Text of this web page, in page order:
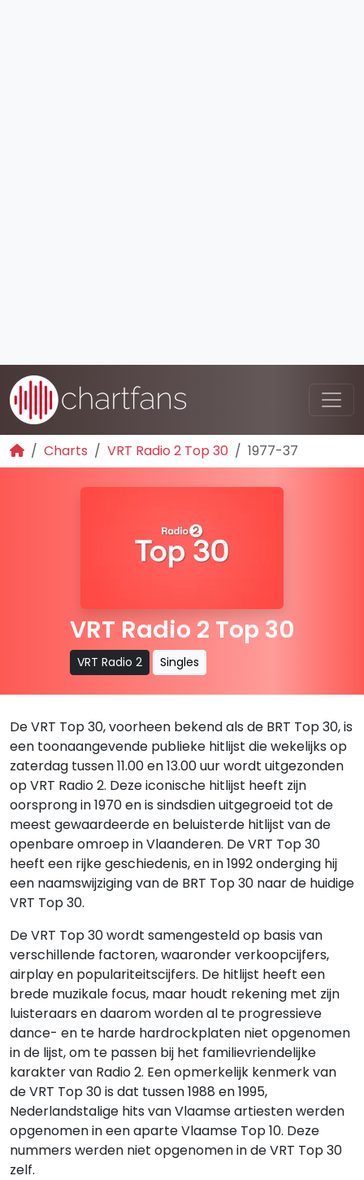
Charts VRT Radio 2 Top 30 1977-37
VRT Radio 2 Top 30
VRT Radio 2 Singles
De VRT Top 30, voorheen bekend als de BRT Top 30, is
een toonaangevende publieke hitlijst die wekelijks op
zaterdag tussen 11.00 en 13.00 uur wordt uitgezonden
op VRT Radio 2. Deze iconische hitlijst heeft zijn
oorsprong in 1970 en is sindsdien uitgegroeid tot de
meest gewaardeerde en beluisterde hitlijst van de
openbare omroep in Vlaanderen. De VRT Top 30
heeft een rijke geschiedenis, en in 1992 onderging hij
een naamswijziging van de BRT Top 30 naar de huidige
VRT Top 30.
De VRT Top 30 wordt samengesteld op basis van
verschillende factoren, waaronder verkoopcijfers,
airplay en populariteitscijfers. De hitlijst heeft een
brede muzikale focus, maar houdt rekening met zijn
luisteraars en daarom worden al te progressieve
dance- en te harde hardrockplaten niet opgenomen
in de lijst, om te passen bij het familievriendelijke
karakter van Radio 2. Een opmerkelijk kenmerk van
de VRT Top 30 is dat tussen 1988 en 1995,
Nederlandstalige hits van Vlaamse artiesten werden
opgenomen in een aparte Vlaamse Top 10. Deze
nummers werden niet opgenomen in de VRT Top 30
zelf.